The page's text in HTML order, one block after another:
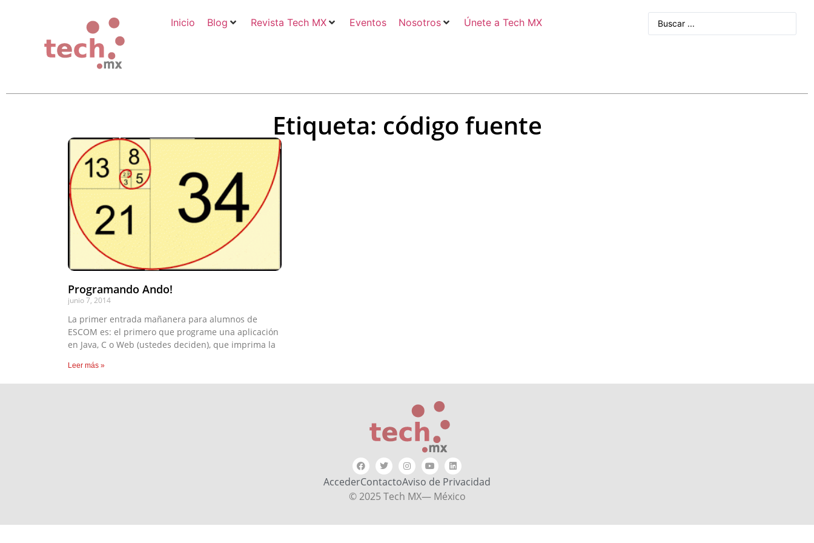
Inicio Blog Revista Tech MX Eventos Nosotros Únete a Tech MX
Etiqueta: código fuente
Programando Ando!
junio 7, 2014
La primer entrada mañanera para alumnos de
ESCOM es: el primero que programe una aplicación
en Java, C o Web (ustedes deciden), que imprima la
Leer más »
AccederContactoAviso de Privacidad
© 2025 Tech MX— México